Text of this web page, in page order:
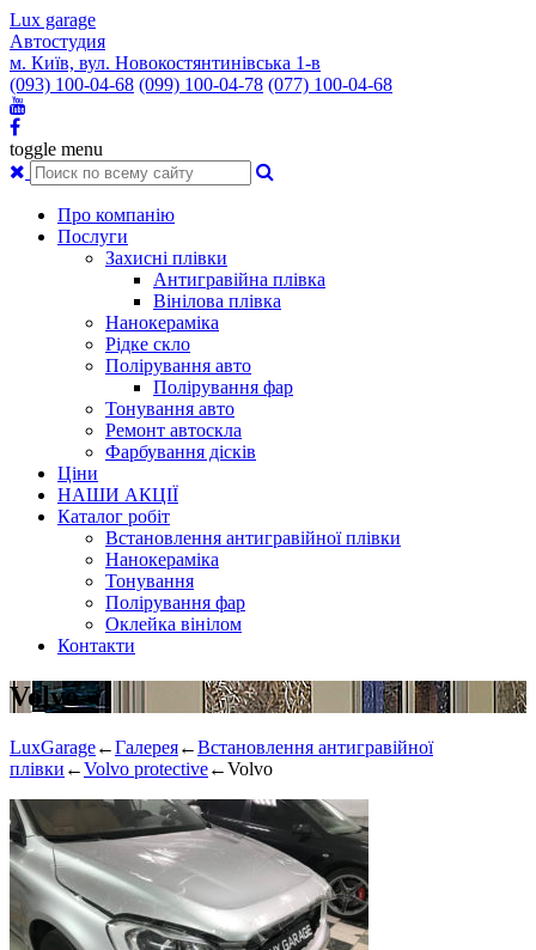
Lux garage
Автостудия
м. Київ, вул. Новокостянтинівська 1-в
(093) 100-04-68 (099) 100-04-78 (077) 100-04-68
toggle menu
Про компанію
Послуги
Захисні плівки
Антигравійна плівка
Вінілова плівка
Нанокераміка
Рідке скло
Полірування авто
Полірування фар
Тонування авто
Ремонт автоскла
Фарбування дісків
Ціни
НАШИ АКЦІЇ
Каталог робіт
Встановлення антигравійної плівки
Нанокераміка
Тонування
Полірування фар
Оклейка вінілом
Контакти
Volvo
LuxGarage←Галерея←Встановлення антигравійної
плівки ←Volvo protective←Volvo